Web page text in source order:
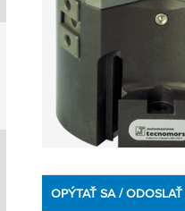
OPÝTAŤ SA /